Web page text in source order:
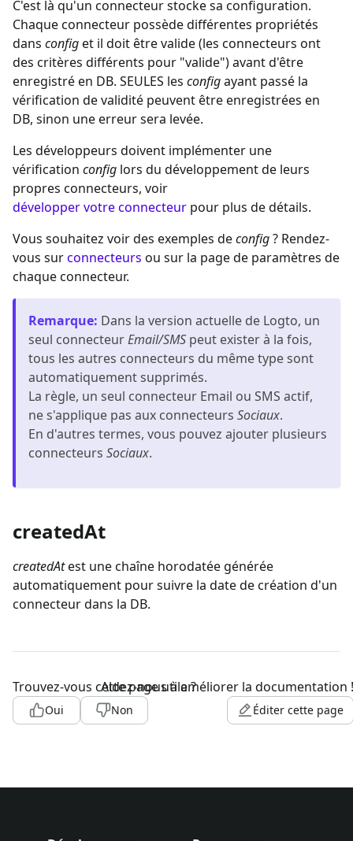
C'est là qu'un connecteur stocke sa configuration.
Chaque connecteur possède différentes propriétés
dans configet il doit être valide (les connecteurs ont
des critères différents pour "valide") avant d'être
enregistré en DB. SEULES les configayant passé la
vérification de validité peuvent être enregistrées en
DB, sinon une erreur sera levée.
Les développeurs doivent implémenter une
vérification config lors du développement de leurs
propres connecteurs, voir
développer votre connecteur pour plus de détails.
Vous souhaitez voir des exemples deconfig? Rendez-
vous surconnecteurs ou sur la page de paramètres de
chaque connecteur.
Remarque: Dans la version actuelle de Logto, un
seul connecteurEmail/SMS peut exister à la fois,
tous les autres connecteurs du même type sont
automatiquement supprimés.
La règle, un seul connecteur Email ou SMS actif,
ne s'applique pas aux connecteurs Sociaux.
En d'autres termes, vous pouvez ajouter plusieurs
connecteurs Sociaux.
createdAt
createdAtest une chaîne horodatée générée
automatiquement pour suivre la date de création d'un
connecteur dans la DB.
Trouvez-vous cette page utile ?
Oui Non
Aidez-nous à améliorer la documentation !
Éditer cette page